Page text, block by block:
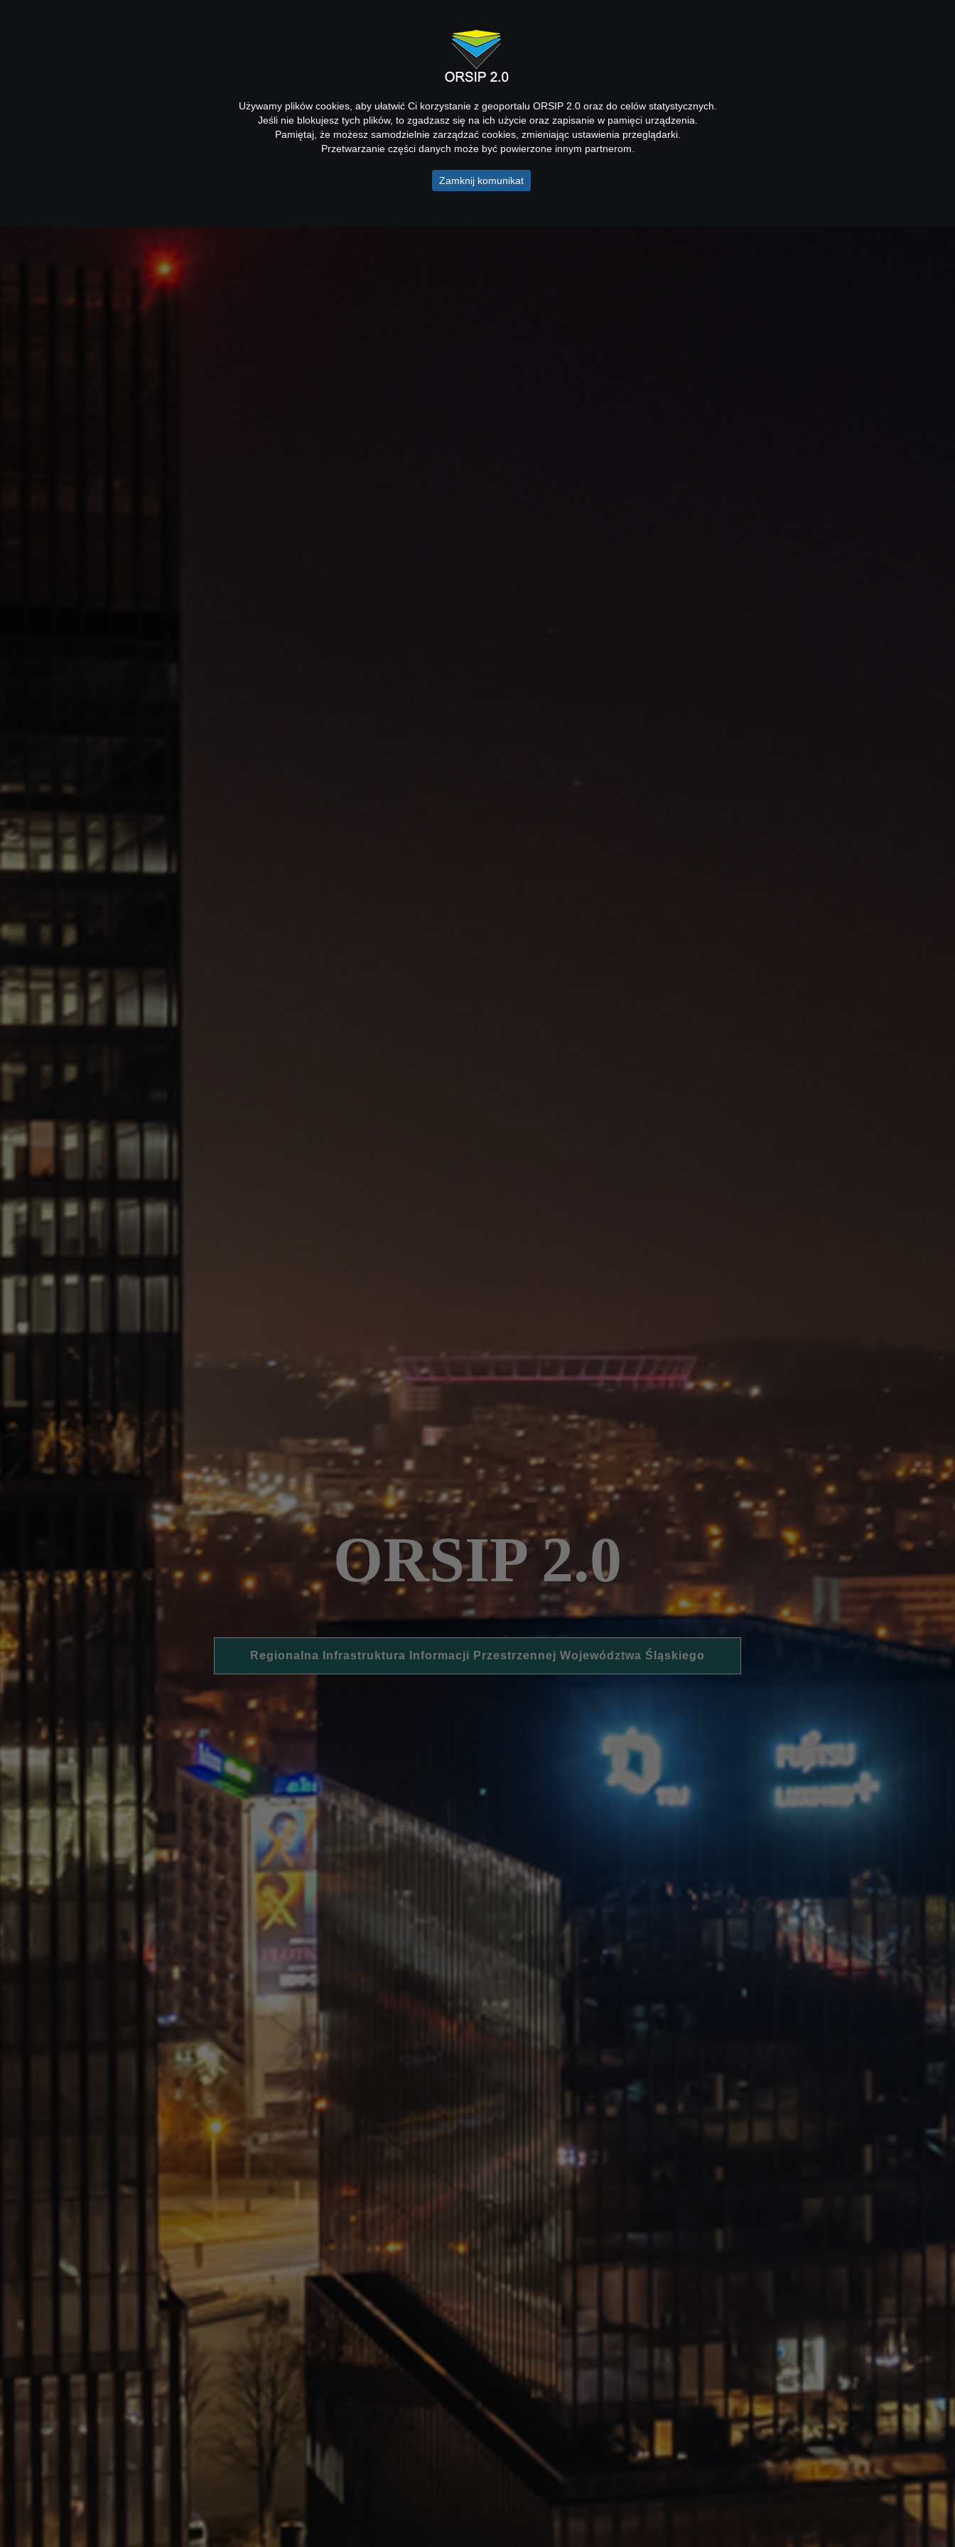
ORSIP 2.0
Regionalna Infrastruktura Informacji Przestrzennej Województwa Śląskiego
Używamy plików cookies, aby ułatwić Ci korzystanie z geoportalu ORSIP 2.0 oraz do celów statystycznych.
Jeśli nie blokujesz tych plików, to zgadzasz się na ich użycie oraz zapisanie w pamięci urządzenia.
Pamiętaj, że możesz samodzielnie zarządzać cookies, zmieniając ustawienia przeglądarki.
Przetwarzanie części danych może być powierzone innym partnerom.
Zamknij komunikat